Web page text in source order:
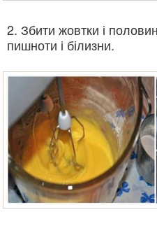
2. Збити жовтки і
пишноти і білизни.